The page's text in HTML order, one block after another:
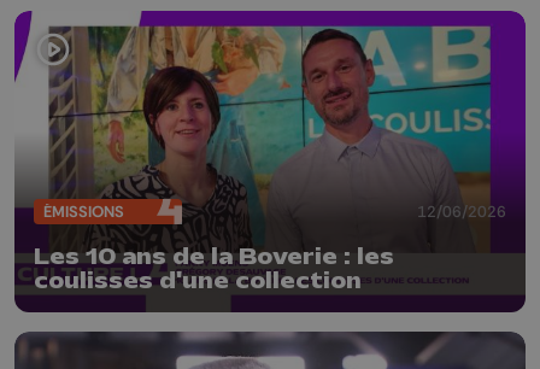
ÉMISSIONS 12/06/2026
Les 10 ans de la Boverie : les
coulisses d'une collection